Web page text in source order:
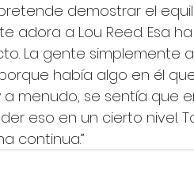
demostrar el
adora a Lou Reed. Esa
La gente simplemente
había algo en él
menudo, se sentía que
eso en un cierto nivel.
continua.”